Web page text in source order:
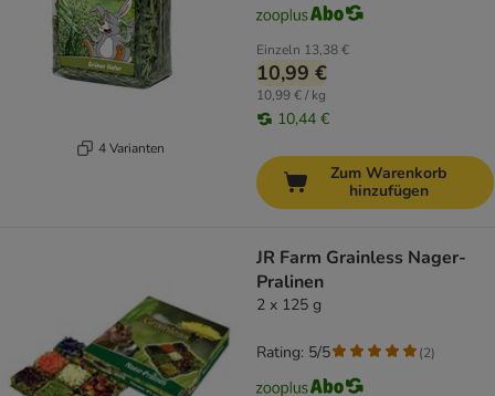
4 Varianten
Einzeln 13,38 €
10,99 €
10,99 € / kg
10,44 €
Zum Warenkorb
hinzufügen
JR Farm Grainless Nager-
Pralinen
2 x 125 g
Rating: 5/5 (2)